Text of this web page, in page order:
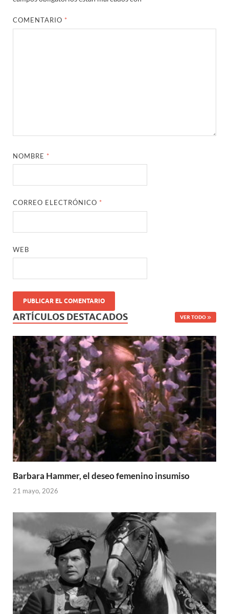
COMENTARIO *
NOMBRE *
CORREO ELECTRÓNICO *
WEB
ARTÍCULOS DESTACADOS VER TODO
Barbara Hammer, el deseo femenino insumiso
21 mayo, 2026